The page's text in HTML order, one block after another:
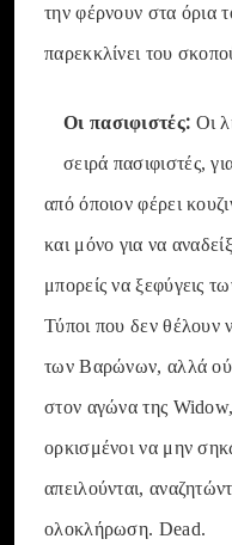
την φέρνουν στα όρια
παρεκκλίνει του
Οι πασιφιστές: Οι
σειρά πασιφιστές,
από όποιον φέρει
και μόνο για να
μπορείς να ξεφύγεις
Τύποι που δεν θέλουν
των Βαρώνων, αλλά
στον αγώνα της
ορκισμένοι να μην
απειλούνται,
ολοκλήρωση. Dead.